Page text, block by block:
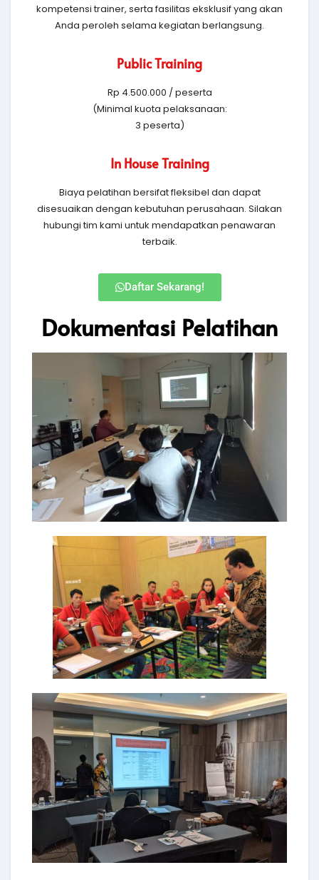
kompetensi trainer, serta fasilitas eksklusif yang akan
Anda peroleh selama kegiatan berlangsung.
Public Training
Rp 4.500.000 / peserta
(Minimal kuota pelaksanaan:
3 peserta)
In House Training
Biaya pelatihan bersifat fleksibel dan dapat
disesuaikan dengan kebutuhan perusahaan. Silakan
hubungi tim kami untuk mendapatkan penawaran
terbaik.
Daftar Sekarang!
Dokumentasi Pelatihan